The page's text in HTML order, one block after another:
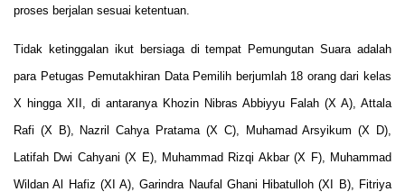
proses berjalan sesuai ketentuan.
Tidak ketinggalan ikut bersiaga di tempat Pemungutan Suara adalah
para Petugas Pemutakhiran Data Pemilih berjumlah 18 orang dari kelas
X hingga XII, di antaranya Khozin Nibras Abbiyyu Falah (X A), Attala
Rafi (X B), Nazril Cahya Pratama (X C), Muhamad Arsyikum (X D),
Latifah Dwi Cahyani (X E), Muhammad Rizqi Akbar (X F), Muhammad
Wildan Al Hafiz (XI A), Garindra Naufal Ghani Hibatulloh (XI B), Fitriya